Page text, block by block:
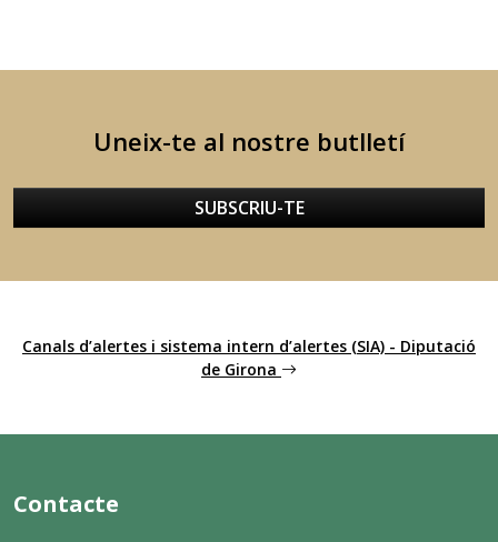
Uneix-te al nostre butlletí
SUBSCRIU-TE
Canals d’alertes i sistema intern d’alertes (SIA) - Diputació
de Girona
Contacte